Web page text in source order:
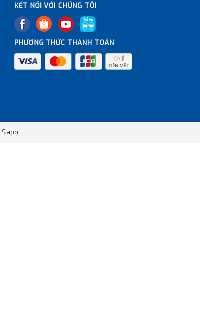
KẾT NỐI VỚI CHÚNG TÔI
PHƯƠNG THỨC THANH TOÁN
Sapo